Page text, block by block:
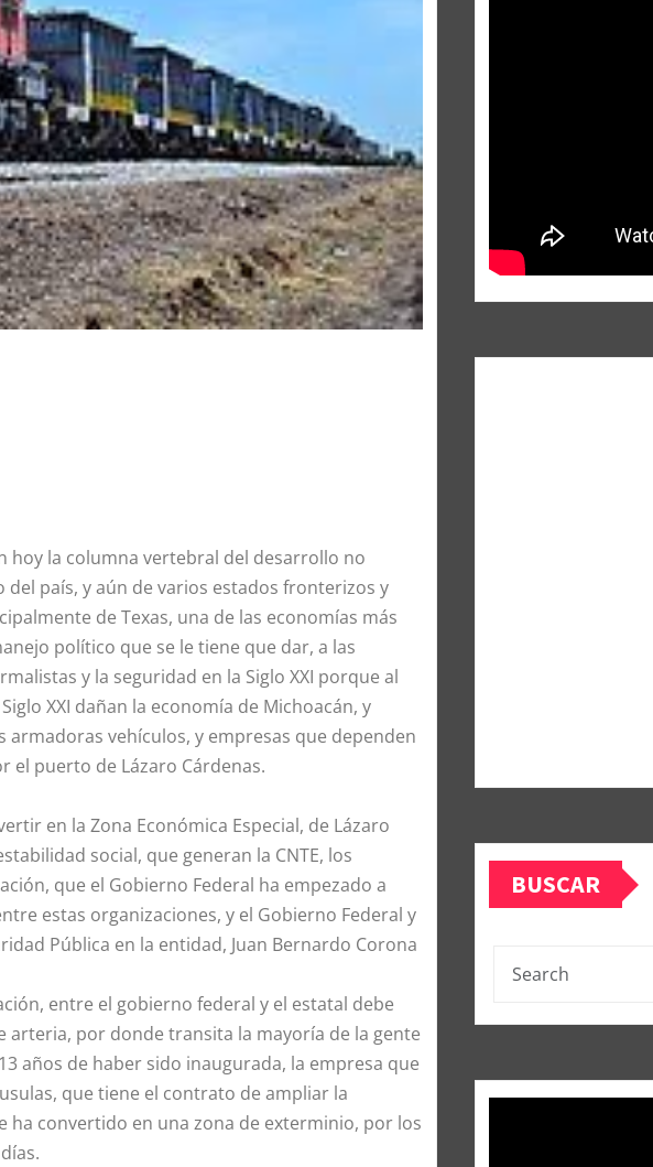
hoy la columna vertebral del desarrollo no
país, y aún de varios estados fronterizos y
de Texas, una de las economías más
político que se le tiene que dar, a las
y la seguridad en la Siglo XXI porque al
XXI dañan la economía de Michoacán, y
vehículos, y empresas que dependen
el puerto de Lázaro Cárdenas.
en la Zona Económica Especial, de Lázaro
social, que generan la CNTE, los
que el Gobierno Federal ha empezado a
estas organizaciones, y el Gobierno Federal y
Pública en la entidad, Juan Bernardo Corona
entre el gobierno federal y el estatal debe
por donde transita la mayoría de la gente
años de haber sido inaugurada, la empresa que
que tiene el contrato de ampliar la
convertido en una zona de exterminio, por los
BUSCAR